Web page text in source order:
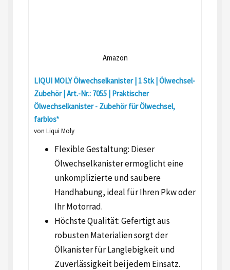
Amazon
LIQUI MOLY Ölwechselkanister | 1 Stk | Ölwechsel-
Zubehör | Art.-Nr.: 7055 | Praktischer
Ölwechselkanister - Zubehör für Ölwechsel,
farblos*
von Liqui Moly
Flexible Gestaltung: Dieser
Ölwechselkanister ermöglicht eine
unkomplizierte und saubere
Handhabung, ideal für Ihren Pkw oder
Ihr Motorrad.
Höchste Qualität: Gefertigt aus
robusten Materialien sorgt der
Ölkanister für Langlebigkeit und
Zuverlässigkeit bei jedem Einsatz.